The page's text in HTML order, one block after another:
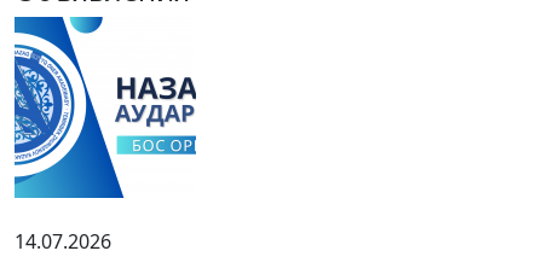
14.07.2026